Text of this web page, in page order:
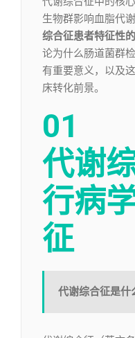
生物群影响血脂代
综合征患者特征性
论为什么肠道菌群
有重要意义，以及
床转化前景。
01
代谢
行病
征
代谢综合征是什